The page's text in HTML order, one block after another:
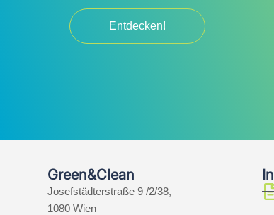
Entdecken!
Green&Clean
Josefstädterstraße 9 /2/38,
1080 Wien